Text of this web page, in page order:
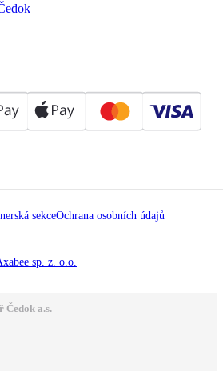
sekceOchrana osobních údajů
sp. z. o.o.
Čedok a.s.